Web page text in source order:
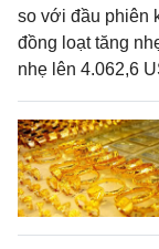
so với đầu phiên
đồng loạt tăng
nhẹ lên 4.062,6